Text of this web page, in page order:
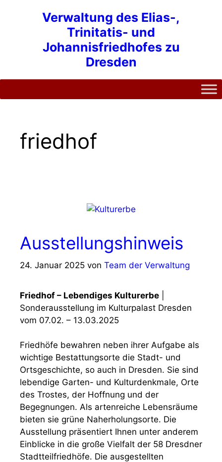
Verwaltung des Elias-,
Trinitatis- und
Johannisfriedhofes zu
Dresden
friedhof
Ausstellungshinweis
24. Januar 2025 von Team der Verwaltung
Friedhof – Lebendiges Kulturerbe
Sonderausstellung im Kulturpalast Dresden
vom 07.02. – 13.03.2025
Friedhöfe bewahren neben ihrer Aufgabe als
wichtige Bestattungsorte die Stadt- und
Ortsgeschichte, so auch in Dresden. Sie sind
lebendige Garten- und Kulturdenkmale, Orte
des Trostes, der Hoffnung und der
Begegnungen. Als artenreiche Lebensräume
bieten sie grüne Naherholungsorte. Die
Ausstellung präsentiert Ihnen unter anderem
Einblicke in die große Vielfalt der 58 Dresdner
Stadtteilfriedhöfe. Die ausgestellten